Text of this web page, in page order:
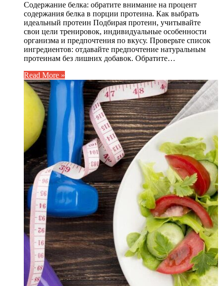
Содержание белка: обратите внимание на процент
содержания белка в порции протеина. Как выбрать
идеальный протеин Подбирая протеин, учитывайте
свои цели тренировок, индивидуальные особенности
организма и предпочтения по вкусу. Проверьте список
ингредиентов: отдавайте предпочтение натуральным
протеинам без лишних добавок. Обратите…
Read More »